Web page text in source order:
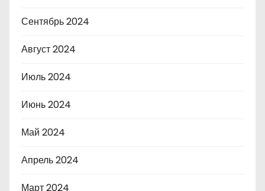
Сентябрь 2024
Август 2024
Июль 2024
Июнь 2024
Май 2024
Апрель 2024
Март 2024